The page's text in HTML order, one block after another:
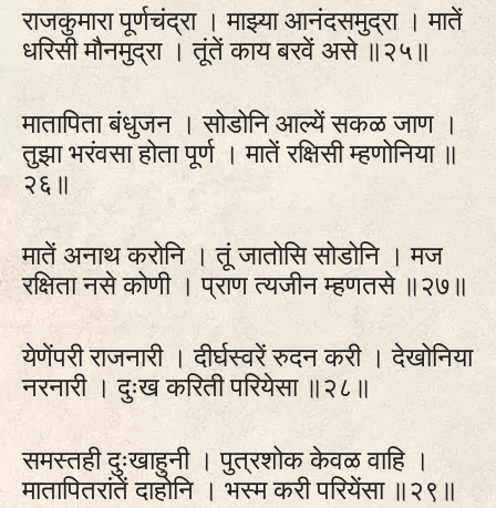
राजकुमारा पूर्णचंद्रा । माझ्या आनंदसमुद्रा । मातें
धरिसी मौनमुद्रा । तूंतें काय बरवें असे ॥२५॥
मातापिता बंधुजन । सोडोनि आल्यें सकळ जाण ।
तुझा भरंवसा होता पूर्ण । मातें रक्षिसी म्हणोनिया ॥
२६॥
मातें अनाथ करोनि । तूं जातोसि सोडोनि । मज
रक्षिता नसे कोणी । प्राण त्यजीन म्हणतसे ॥२७॥
येणेंपरी राजनारी । दीर्घस्वरें रुदन करी । देखोनिया
नरनारी । दुःख करिती परियेसा ॥२८॥
समस्तही दुःखाहुनी । पुत्रशोक केवळ वाहि ।
मातापितरांतें दाहोनि । भस्म करी परियेंसा ॥२९॥